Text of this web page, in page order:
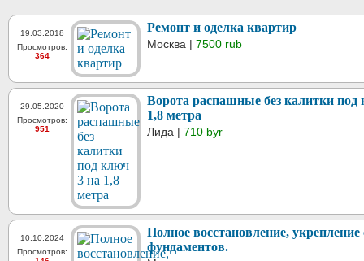
19.03.2018
Просмотров:
364
Ремонт и оделка квартир
Москва | 7500 rub
29.05.2020
Просмотров:
951
Ворота распашные без калитки под
1,8 метра
Лида | 710 byr
10.10.2024
Просмотров:
Полное восстановление,
фундаментов.